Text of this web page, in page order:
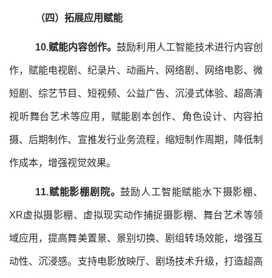
（四）拓展应用赋能
10.赋能内容创作。鼓励利用人工智能技术进行内容创
作，赋能电视剧、纪录片、动画片、网络剧、网络电影、微
短剧、综艺节目、短视频、公益广告、沉浸式体验、超高清
视听舞台艺术等应用，赋能剧本创作、角色设计、内容拍
摄、后期制作、宣推发行业务流程，缩短制作周期，降低制
作成本，增强视觉效果。
11.赋能影棚剧院。鼓励人工智能赋能水下摄影棚、
XR虚拟摄影棚、虚拟现实动作捕捉摄影棚、舞台艺术等领
域应用，提高舞美置景、景别切换、剧组转场效能，增强互
动性、沉浸感。支持电影放映厅、剧场技术升级，打造超高